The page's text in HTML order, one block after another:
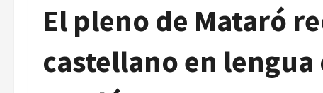
El pleno de Mataró
castellano en